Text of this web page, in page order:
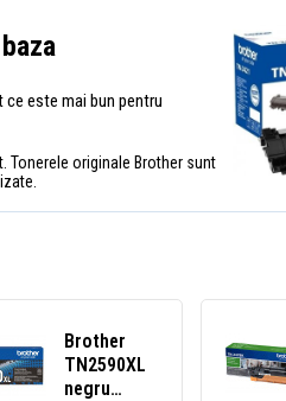
ce este mai bun pentru
Tonerele originale Brother sunt
Brother
TN2590XL
negru